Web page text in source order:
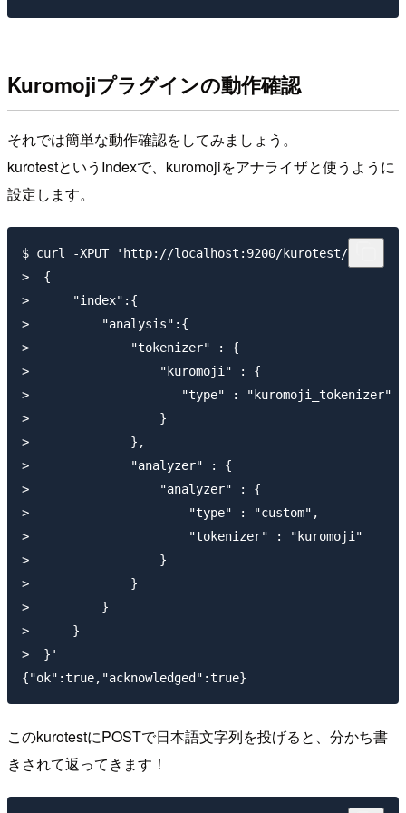
Kuromojiプラグインの動作確認
それでは簡単な動作確認をしてみましょう。
kurotestというIndexで、kuromojiをアナライザと使うように
設定します。
$ curl -XPUT 'http://localhost:9200/kurotest/' -d'
>  {
>      "index":{
>          "analysis":{
>              "tokenizer" : {
>                  "kuromoji" : {
>                     "type" : "kuromoji_tokenizer"
>                  }
>              },
>              "analyzer" : {
>                  "analyzer" : {
>                      "type" : "custom",
>                      "tokenizer" : "kuromoji"
>                  }
>              }
>          }
>      }
>  }'
このkurotestにPOSTで日本語文字列を投げると、分かち書
きされて返ってきます！